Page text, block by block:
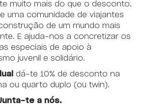
Content block
muito mais do que o desconto.
uma comunidade de viajantes
de um mundo mais
E ajuda-nos a concretizar os
especiais de apoio à
juvenil e solidário.
dá-te 10% de desconto na
ou quarto duplo (ou twin).
te a nós.